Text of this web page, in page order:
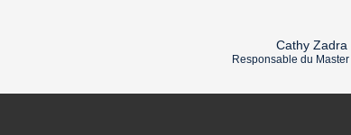
Cathy Zadra
Responsable du Master